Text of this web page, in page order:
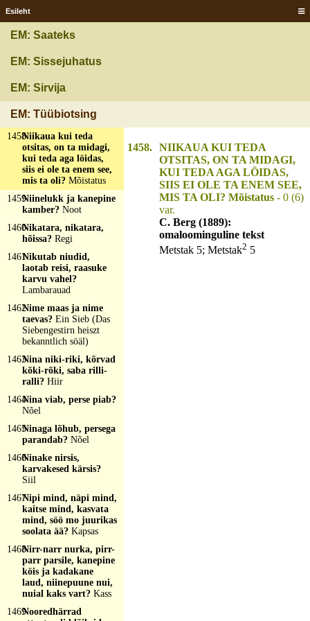
Esileht
EM: Saateks
EM: Sissejuhatus
EM: Sirvija
EM: Tüübiotsing
veab oma sabaga kõik
Kangakudumine
1456Nii kumardat, nii
annat?Kui jahvadat,
Nii suur ku pang, nii
kerge ku hummal?
Kussõm
1458Niikaua kui teda
otsitas, on ta midagi,
kui teda aga löidas,
siis ei ole ta enem see,
mis ta oli? Mõistatus
1459Niinelukk ja kanepine
kamber? Noot
1460Nikatara, nikatara,
hõissa? Regi
1461Nikutab niudid,
laotab reisi, raasuke
karvu vahel?
Lambarauad
1462Nime maas ja nime
taevas? Ein Sieb (Das
Siebengestirn heiszt
bekanntlich söäl)
1463Nina niki-riki, kõrvad
kõki-rõki, saba rilli-
ralli? Hiir
1464Nina viab, perse piab?
Nõel
1465Ninaga lõhub, persega
parandab? Nõel
1466Ninake nirsis,
karvakesed kärsis?
Siil
1467Nipi mind, näpi mind,
kaitse mind, kasvata
mind, söö mo juurikas
soolata ää? Kapsas
1468Nirr-narr nurka, pirr-
parr parsile, kanepine
köis ja kadakane
laud, niinepuune nui,
nuial kaks vart? Kass
1469Nooredhärrad
1458. NIIKAUA KUI TEDA
OTSITAS, ON TA MIDAGI,
KUI TEDA AGA LÖIDAS,
SIIS EI OLE TA ENEM SEE,
MIS TA OLI? Mõistatus - 0 (6)
var.
C. Berg (1889):
omaloominguline tekst
Metstak 5; Metstak2 5